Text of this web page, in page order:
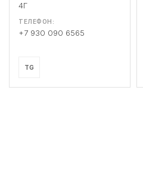
4Г
ТЕЛЕФОН:
+7 930 090 6565
TG